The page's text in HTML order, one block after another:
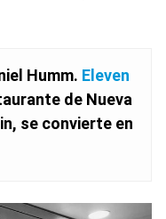
Humm. Eleven
de Nueva
se convierte en